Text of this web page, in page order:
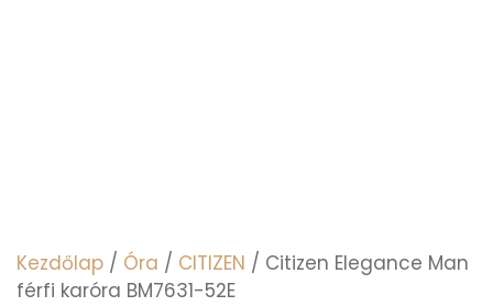
Kezdőlap / Óra / CITIZEN / Citizen Elegance Man
férfi karóra BM7631-52E